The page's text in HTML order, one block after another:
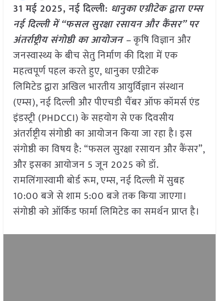
31 मई 2025, नई दिल्ली: धानुका एग्रीटेक द्वारा एम्स
नई दिल्ली में “फसल सुरक्षा रसायन और कैंसर” पर
अंतर्राष्ट्रीय संगोष्ठी का आयोजन –कृषि विज्ञान और
जनस्वास्थ्य के बीच सेतु निर्माण की दिशा में एक
महत्वपूर्ण पहल करते हुए, धानुका एग्रीटेक
लिमिटेड द्वारा अखिल भारतीय आयुर्विज्ञान संस्थान
(एम्स), नई दिल्ली और पीएचडी चैंबर ऑफ कॉमर्स एंड
इंडस्ट्री (PHDCCI) के सहयोग से एक दिवसीय
अंतर्राष्ट्रीय संगोष्ठी का आयोजन किया जा रहा है। इस
संगोष्ठी का विषय है: “फसल सुरक्षा रसायन और कैंसर”,
और इसका आयोजन 5 जून 2025 को डॉ.
रामलिंगास्वामी बोर्ड रूम, एम्स, नई दिल्ली में सुबह
10:00 बजे से शाम 5:00 बजे तक किया जाएगा।
संगोष्ठी को ऑर्किड फार्मा लिमिटेड का समर्थन प्राप्त है।